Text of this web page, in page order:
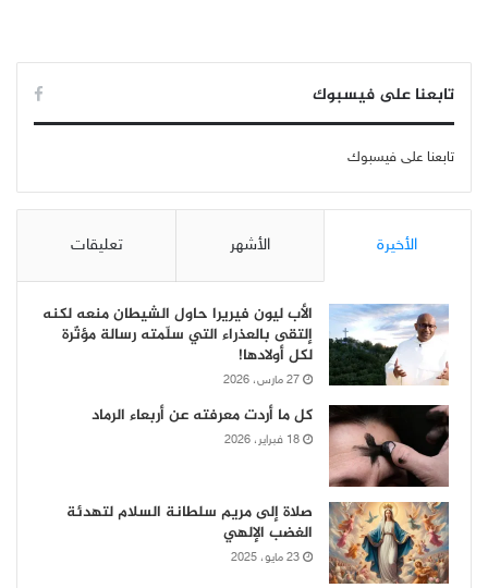
تابعنا على فيسبوك
تابعنا على فيسبوك
الأخيرة الأشهر تعليقات
الأب ليون فيريرا حاول الشيطان منعه لكنه
إلتقى بالعذراء التي سلّمته رسالة مؤثّرة
لكل أولادها!
27 مارس، 2026
كل ما أردت معرفته عن أربعاء الرماد
18 فبراير، 2026
صلاة إلى مريم سلطانة السلام لتهدئة
الغضب الإلهي
23 مايو، 2025